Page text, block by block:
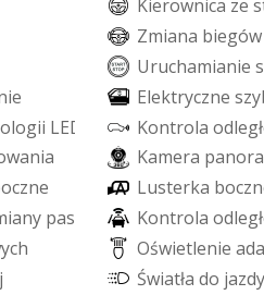
Kierownica ze s
Zmiana biegów
Uruchamianie s
ie Elektryczne szy
ologii LED Kontrola odległ
wania Kamera panora
oczne Lusterka boczn
iany pas chu Kontrola odległ
ych Oświetlenie ada
j Światła do jazdy